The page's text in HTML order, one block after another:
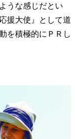
ージ
うな感じだとい
援大使』として道
を積極的にＰＲし